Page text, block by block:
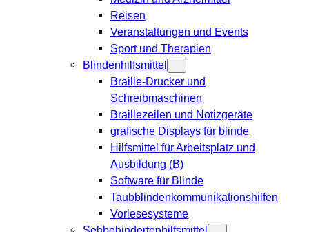
Reisen
Veranstaltungen und Events
Sport und Therapien
Blindenhilfsmittel
Braille-Drucker und
Schreibmaschinen
Braillezeilen und Notizgeräte
grafische Displays für blinde
Hilfsmittel für Arbeitsplatz und
Ausbildung (B)
Software für Blinde
Taubblindenkommunikationshilfen
Vorlesesysteme